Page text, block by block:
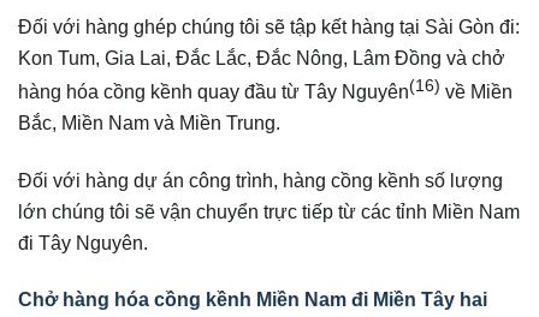
Đối với hàng ghép chúng tôi sẽ tập kết hàng tại Sài Gòn đi:
Kon Tum, Gia Lai, Đắc Lắc, Đắc Nông, Lâm Đồng và chở
hàng hóa cồng kềnh quay đầu từ Tây Nguyên(16) về Miền
Bắc, Miền Nam và Miền Trung.
Đối với hàng dự án công trình, hàng cồng kềnh số lượng
lớn chúng tôi sẽ vận chuyển trực tiếp từ các tỉnh Miền Nam
đi Tây Nguyên.
Chở hàng hóa cồng kềnh Miền Nam đi Miền Tây hai